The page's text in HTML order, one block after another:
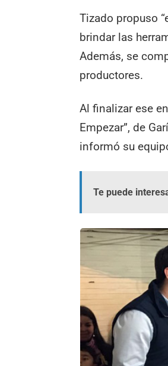
Tizado propuso
brindar las
Además, se
productores.
Al finalizar ese
Empezar”, de
informó su
Te puede